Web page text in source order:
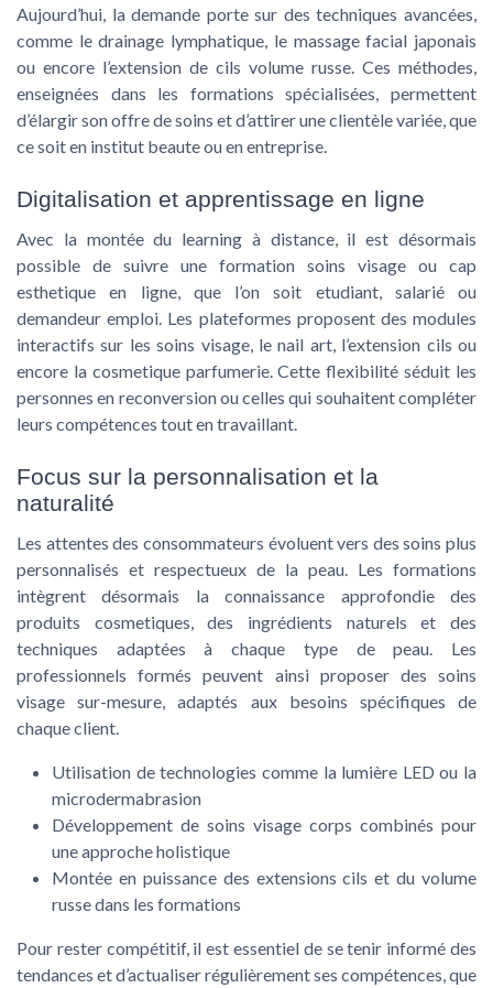
Aujourd’hui, la demande porte sur des techniques avancées,
comme le drainage lymphatique, le massage facial japonais
ou encore l’extension de cils volume russe. Ces méthodes,
enseignées dans les formations spécialisées, permettent
d’élargir son offre de soins et d’attirer une clientèle variée, que
ce soit en institut beaute ou en entreprise.
Digitalisation et apprentissage en ligne
Avec la montée du learning à distance, il est désormais
possible de suivre une formation soins visage ou cap
esthetique en ligne, que l’on soit etudiant, salarié ou
demandeur emploi. Les plateformes proposent des modules
interactifs sur les soins visage, le nail art, l’extension cils ou
encore la cosmetique parfumerie. Cette flexibilité séduit les
personnes en reconversion ou celles qui souhaitent compléter
leurs compétences tout en travaillant.
Focus sur la personnalisation et la
naturalité
Les attentes des consommateurs évoluent vers des soins plus
personnalisés et respectueux de la peau. Les formations
intègrent désormais la connaissance approfondie des
produits cosmetiques, des ingrédients naturels et des
techniques adaptées à chaque type de peau. Les
professionnels formés peuvent ainsi proposer des soins
visage sur-mesure, adaptés aux besoins spécifiques de
chaque client.
Utilisation de technologies comme la lumière LED ou la
microdermabrasion
Développement de soins visage corps combinés pour
une approche holistique
Montée en puissance des extensions cils et du volume
russe dans les formations
Pour rester compétitif, il est essentiel de se tenir informé des
tendances et d’actualiser régulièrement ses compétences, que